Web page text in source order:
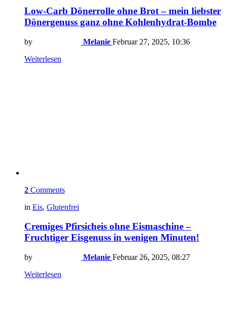
Low-Carb Dönerrolle ohne Brot – mein liebster
Dönergenuss ganz ohne Kohlenhydrat-Bombe
by Melanie Februar 27, 2025, 10:36
Weiterlesen
2 Comments
in Eis, Glutenfrei
Cremiges Pfirsicheis ohne Eismaschine –
Fruchtiger Eisgenuss in wenigen Minuten!
by Melanie Februar 26, 2025, 08:27
Weiterlesen